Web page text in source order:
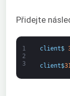
Přidejte
1
2
3
client$
client$